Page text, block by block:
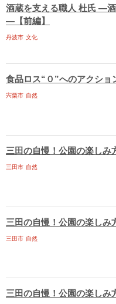
酒蔵を支える職人 杜氏 ―
―【前編】
丹波市 文化
食品ロス“０”へのアクショ
宍粟市 自然
三田の自慢！公園の楽しみ
三田市 自然
三田の自慢！公園の楽しみ
三田市 自然
三田の自慢！公園の楽しみ